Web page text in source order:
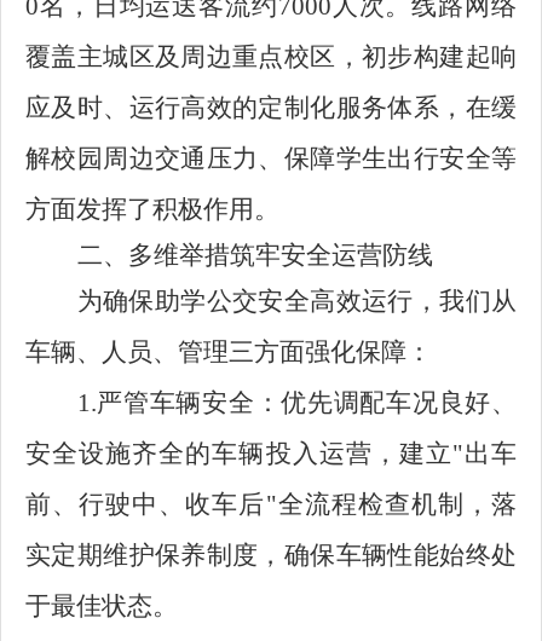
0名，日均运送客流约7000人次。线路网络
覆盖主城区及周边重点校区，初步构建起响
应及时、运行高效的定制化服务体系，在缓
解校园周边交通压力、保障学生出行安全等
方面发挥了积极作用。
二、多维举措筑牢安全运营防线
为确保助学公交安全高效运行，我们从
车辆、人员、管理三方面强化保障：
1.严管车辆安全：优先调配车况良好、
安全设施齐全的车辆投入运营，建立"出车
前、行驶中、收车后"全流程检查机制，落
实定期维护保养制度，确保车辆性能始终处
于最佳状态。